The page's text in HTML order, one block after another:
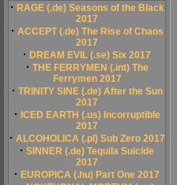
· RAGE (.de) Seasons of the Black
2017
· ACCEPT (.de) The Rise of Chaos
2017
· DREAM EVIL (.se) Six 2017
· THE FERRYMEN (.int) The
Ferrymen 2017
· TRINITY SINE (.de) After the Sun
2017
· ICED EARTH (.us) Incorruptible
2017
· ALCOHOLICA (.pl) Sub Zero 2017
· SINNER (.de) Tequila Suicide
2017
· EUROPICA (.hu) Part One 2017